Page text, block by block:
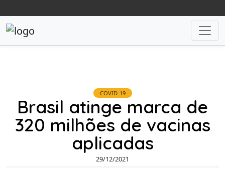
COVID-19
Brasil atinge marca de
320 milhões de vacinas
aplicadas
29/12/2021